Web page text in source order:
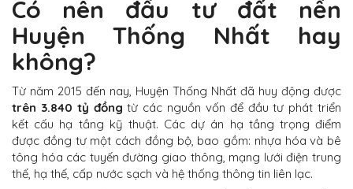
Có nên đầu tư đất nền
Huyện Thống Nhất hay
không?
Từ năm 2015 đến nay, Huyện Thống Nhất đã huy động được
trên 3.840 tỷ đồng từ các nguồn vốn để đầu tư phát triển
kết cấu hạ tầng kỹ thuật. Các dự án hạ tầng trọng điểm
được đồng tư một cách đồng bộ, bao gồm: nhựa hóa và bê
tông hóa các tuyến đường giao thông, mạng lưới điện trung
thế, hạ thế, cấp nước sạch và hệ thống thông tin liên lạc.